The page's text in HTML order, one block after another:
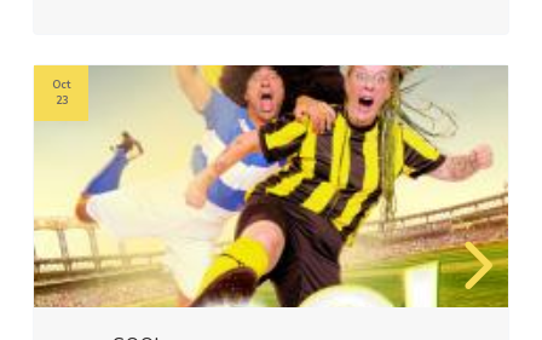
Oct
23